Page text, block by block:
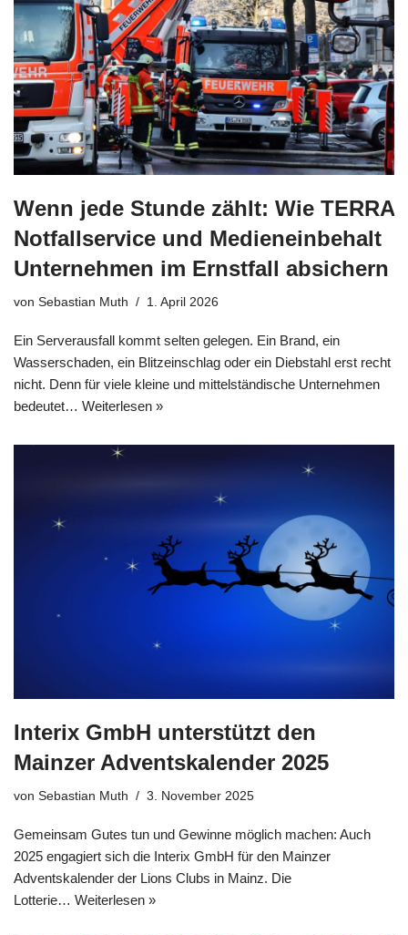
Wenn jede Stunde zählt: Wie TERRA
Notfallservice und Medieneinbehalt
Unternehmen im Ernstfall absichern
von Sebastian Muth 1. April 2026
Ein Serverausfall kommt selten gelegen. Ein Brand, ein
Wasserschaden, ein Blitzeinschlag oder ein Diebstahl erst recht
nicht. Denn für viele kleine und mittelständische Unternehmen
bedeutet… Weiterlesen »
Interix GmbH unterstützt den
Mainzer Adventskalender 2025
von Sebastian Muth 3. November 2025
Gemeinsam Gutes tun und Gewinne möglich machen: Auch
2025 engagiert sich die Interix GmbH für den Mainzer
Adventskalender der Lions Clubs in Mainz. Die
Lotterie… Weiterlesen »